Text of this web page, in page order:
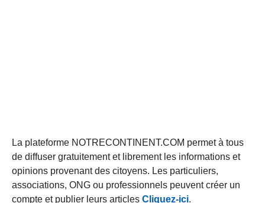
La plateforme NOTRECONTINENT.COM permet à tous
de diffuser gratuitement et librement les informations et
opinions provenant des citoyens. Les particuliers,
associations, ONG ou professionnels peuvent créer un
compte et publier leurs articles Cliquez-ici.